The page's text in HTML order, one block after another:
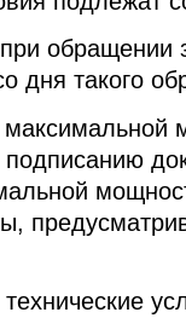
обращении
дня такого